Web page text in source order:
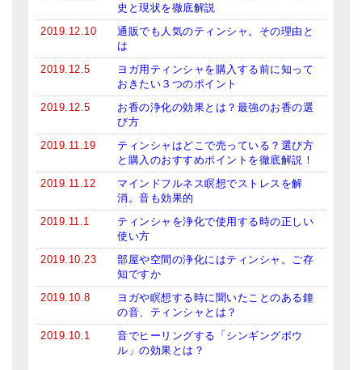
史と現状を徹底解説
2019.12.10
通販でも人気のティンシャ。その理由と
は
2019.12.5
ヨガ用ティンシャを購入する前に知って
おきたい３つのポイント
2019.12.5
お香の浄化の効果とは？最強のお香の選
び方
2019.11.19
ティンシャはどこで売っている？選び方
と購入のおすすめポイントを徹底解説！
2019.11.12
マインドフルネス瞑想でストレスを解
消。音も効果的
2019.11.1
ティンシャを浄化で使用する時の正しい
使い方
2019.10.23
部屋や空間の浄化にはティンシャ。ご存
知ですか
2019.10.8
ヨガや瞑想する時に聞いたことのある鐘
の音、ティンシャとは？
2019.10.1
音でヒーリングする「シンギングボウ
ル」の効果とは？